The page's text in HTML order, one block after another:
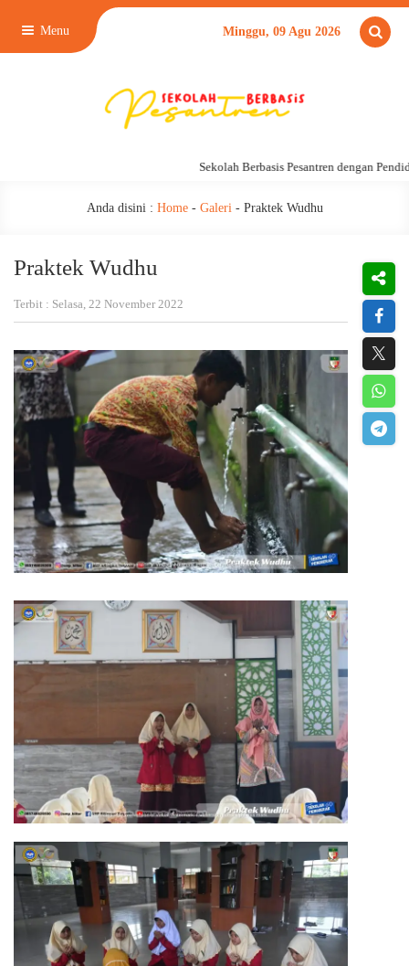
Menu Minggu, 09 Agu 2026
Sekolah Berbasis Pesantren dengan
Anda disini : Home- Galeri- Praktek Wudhu
Praktek Wudhu
Terbit : Selasa, 22 November 2022